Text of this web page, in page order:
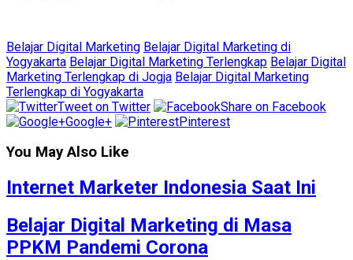
Belajar Digital Marketing Belajar Digital Marketing di
Yogyakarta Belajar Digital Marketing Terlengkap Belajar Digital
Marketing Terlengkap di Jogja Belajar Digital Marketing
Terlengkap di Yogyakarta
Tweet on Twitter
Share on Facebook
Google+
Pinterest
You May Also Like
Internet Marketer Indonesia Saat Ini
Belajar Digital Marketing di Masa
PPKM Pandemi Corona